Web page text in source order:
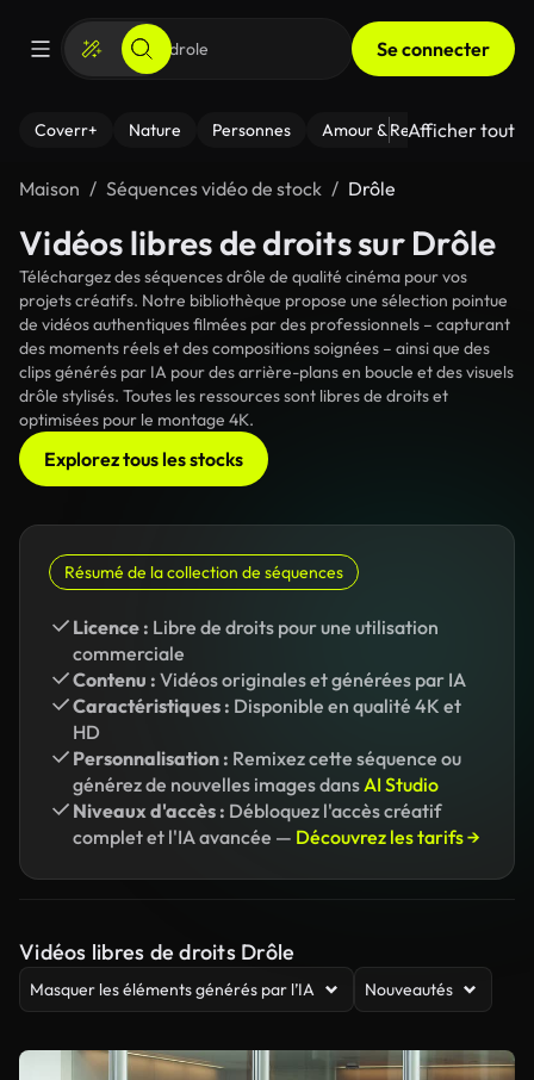
Se connecter
Coverr+ Nature Personnes Amour & Relations Le
Afficher tout
Maison Séquences vidéo de stock Drôle
Vidéos libres de droits sur Drôle
Téléchargez des séquences drôle de qualité cinéma pour vos
projets créatifs. Notre bibliothèque propose une sélection pointue
de vidéos authentiques filmées par des professionnels – capturant
des moments réels et des compositions soignées – ainsi que des
clips générés par IA pour des arrière-plans en boucle et des visuels
drôle stylisés. Toutes les ressources sont libres de droits et
optimisées pour le montage 4K.
Explorez tous les stocks
Résumé de la collection de séquences
Licence : Libre de droits pour une utilisation
commerciale
Contenu : Vidéos originales et générées par IA
Caractéristiques : Disponible en qualité 4K et
HD
Personnalisation : Remixez cette séquence ou
générez de nouvelles images dansAI Studio
Niveaux d'accès : Débloquez l'accès créatif
complet et l'IA avancée — Découvrez les tarifs →
Vidéos libres de droits Drôle
Masquer les éléments générés par l’IA Nouveautés